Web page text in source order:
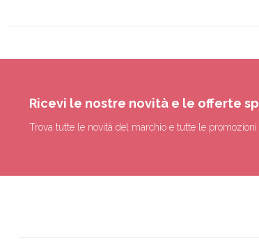
Ricevi le nostre novità e le offerte
Trova tutte le novità del marchio e tutte le